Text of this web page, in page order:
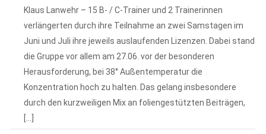
Klaus Lanwehr – 15 B- / C-Trainer und 2 Trainerinnen
verlängerten durch ihre Teilnahme an zwei Samstagen im
Juni und Juli ihre jeweils auslaufenden Lizenzen. Dabei stand
die Gruppe vor allem am 27.06. vor der besonderen
Herausforderung, bei 38° Außentemperatur die
Konzentration hoch zu halten. Das gelang insbesondere
durch den kurzweiligen Mix an foliengestützten Beiträgen,
[…]